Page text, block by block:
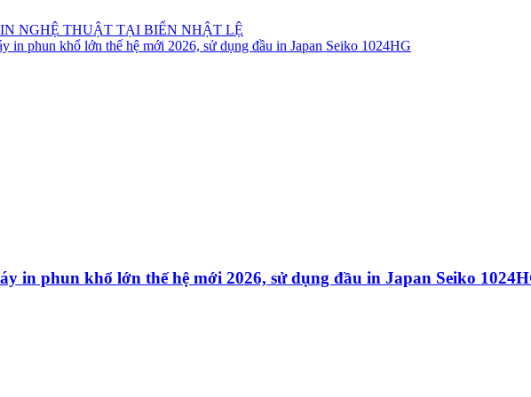
NGHỆ THUẬT TẠI BIỂN NHẬT LỆ
in phun khổ lớn thế hệ mới 2026, sử dụng đầu in Japan Seiko 1024HG
in phun khổ lớn thế hệ mới 2026, sử dụng đầu in Japan Seiko